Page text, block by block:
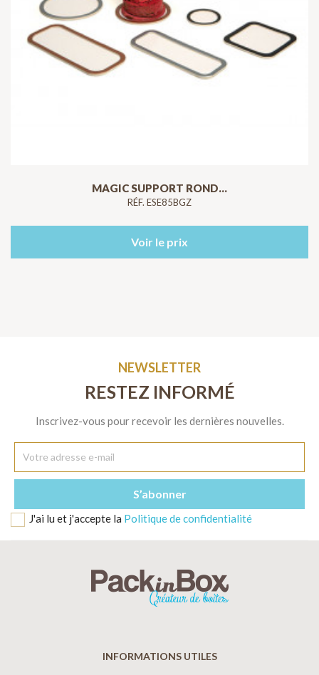
MAGIC SUPPORT ROND...
RÉF. ESE85BGZ
Voir le prix
NEWSLETTER
RESTEZ INFORMÉ
Inscrivez-vous pour recevoir les dernières nouvelles.
J'ai lu et j'accepte la Politique de confidentialité
INFORMATIONS UTILES